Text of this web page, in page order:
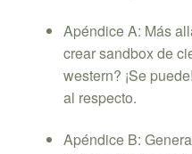
Apéndice A: Más
crear sandbox de
western? ¡Se
al respecto.
Apéndice B: